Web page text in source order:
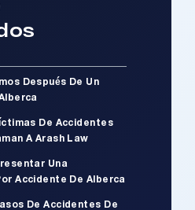
Después De Un
De Accidentes
A Arash Law
Una
Accidente De Alberca
De Accidentes De